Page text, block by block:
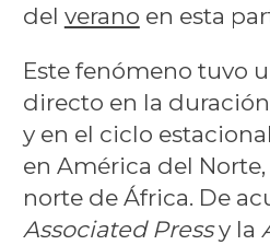
del verano en esta
Este fenómeno tuvo
directo en la
y en el ciclo
en América del Norte,
norte de África. De
Associated Pressy la